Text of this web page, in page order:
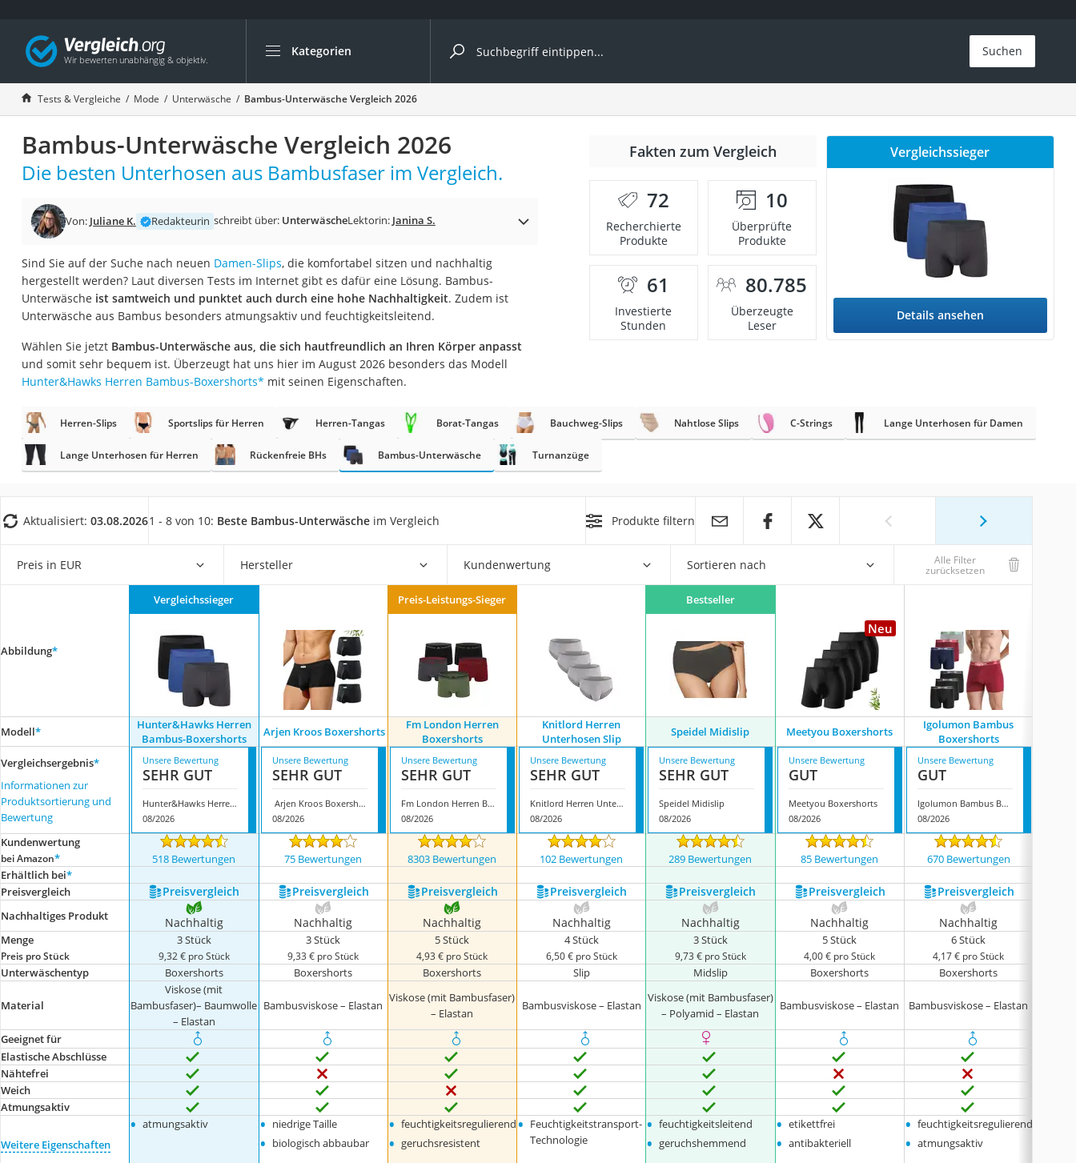
Kategorien
Die beliebtesten Vergleiche nach Kategorie
Mode
Boxershorts
Cellulite-Leggings
Herrensocken
Hausschuhe Herren
Suunto-Uhr
Überzieh-Sonnenbrille
RFID-Blocker
Sneaker Herren
Geldbörse Herren
Periodenunterwäsche
RFID-Schutzkarte
Motorradbrillen
Ausweishülle
Beheizbare Handschuhe
Service
Suchen
Tests & Vergleiche Mode Unterwäsche Bambus-Unterwäsche Vergleich 2026
Bambus-Unterwäsche Vergleich 2026
Die besten Unterhosen aus Bambusfaser im Vergleich.
Von: Juliane K. Redakteurin schreibt über: UnterwäscheLektorin: Janina S.
Sind Sie auf der Suche nach neuen Damen-Slips, die komfortabel sitzen und nachhaltig
hergestellt werden? Laut diversen Tests im Internet gibt es dafür eine Lösung. Bambus-
Unterwäsche ist samtweich und punktet auch durch eine hohe Nachhaltigkeit. Zudem ist
Unterwäsche aus Bambus besonders atmungsaktiv und feuchtigkeitsleitend.
Wählen Sie jetzt Bambus-Unterwäsche aus, die sich hautfreundlich an Ihren Körper anpasst
und somit sehr bequem ist. Überzeugt hat uns hier im August 2026 besonders das Modell
Hunter&Hawks Herren Bambus-Boxershorts* mit seinen Eigenschaften.
Fakten zum Vergleich
72
Recherchierte
Produkte
10
Überprüfte
Produkte
61
Investierte
Stunden
80.785
Überzeugte
Leser
Vergleichssieger
Details ansehen
Herren-Slips Sportslips für Herren Herren-Tangas Borat-Tangas Bauchweg-Slips Nahtlose Slips C-Strings Lange Unterhosen für Damen
Lange Unterhosen für Herren Rückenfreie BHs Bambus-Unterwäsche Turnanzüge
Aktualisiert: 03.08.20261 - 8 von 10: Beste Bambus-Unterwäsche im Vergleich Produkte filtern
Preis in EUR Hersteller Kundenwertung Sortieren nach Alle Filter
zurücksetzen
Abbildung*
Vergleichssieger Preis-Leistungs-Sieger Bestseller
Neu
Modell*
Hunter&Hawks Herren
Bambus-Boxershorts
‎ Arjen Kroos Boxershorts
Fm London Herren
Boxershorts
Knitlord Herren
Unterhosen Slip
Speidel Midislip Meetyou Boxershorts
Igolumon Bambus
Boxershorts
Vergleichsergebnis*
Informationen zur
Produktsortierung und
Bewertung
Unsere Bewertung
SEHR GUT
Hunter&Hawks Herren Bambus-Boxershorts
08/2026
Unsere Bewertung
SEHR GUT
‎ Arjen Kroos Boxershorts
08/2026
Unsere Bewertung
SEHR GUT
Fm London Herren Boxershorts
08/2026
Unsere Bewertung
SEHR GUT
Knitlord Herren Unterhosen Slip
08/2026
Unsere Bewertung
SEHR GUT
Speidel Midislip
08/2026
Unsere Bewertung
GUT
Meetyou Boxershorts
08/2026
Unsere Bewertung
GUT
Igolumon Bambus Boxershorts
08/2026
Kundenwertung
bei Amazon* 518 Bewertungen 75 Bewertungen 8303 Bewertungen 102 Bewertungen 289 Bewertungen 85 Bewertungen 670 Bewertungen
Erhältlich bei*
Preis­vergleich
Preis­vergleich Preis­vergleich Preis­vergleich Preis­vergleich Preis­vergleich Preis­vergleich Preis­vergleich
Nachhaltiges Produkt Nachhaltig Nachhaltig Nachhaltig Nachhaltig Nachhaltig Nachhaltig Nachhaltig
Menge
Preis pro Stück
3 Stück
9,32 € pro Stück
3 Stück
9,33 € pro Stück
5 Stück
4,93 € pro Stück
4 Stück
6,50 € pro Stück
3 Stück
9,73 € pro Stück
5 Stück
4,00 € pro Stück
6 Stück
4,17 € pro Stück
Unterwäschentyp Boxershorts Boxershorts Boxershorts Slip Midslip Boxershorts Boxershorts
Material
Viskose (mit
Bambusfaser)– Baumwolle
– Elastan
Bambusviskose – Elastan
Viskose (mit Bambusfaser)
– Elastan
Bambusviskose – Elastan
Viskose (mit Bambusfaser)
– Polyamid – Elastan
Bambusviskose – Elastan Bambusviskose – Elastan
Geeignet für
Elastische Abschlüsse
Nähtefrei
Weich
Atmungsaktiv
Weitere Eigenschaften
• atmungsaktiv • niedrige Taille
• biologisch abbaubar
• feuchtigkeitsregulierend
• geruchsresistent
• Feuchtigkeitstransport-
Technologie
• feuchtigkeitsleitend
• geruchshemmend
• etikettfrei
• antibakteriell
• feuchtigkeitsregulierend
• atmungsaktiv